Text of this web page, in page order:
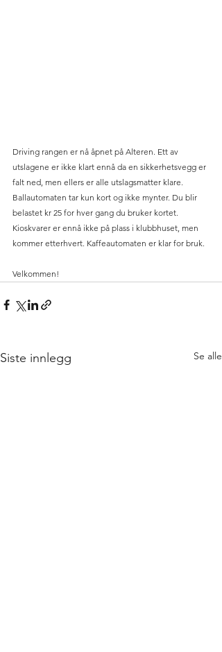
Driving rangen er nå åpnet på Alteren. Ett av
utslagene er ikke klart ennå da en sikkerhetsvegg er
falt ned, men ellers er alle utslagsmatter klare.
Ballautomaten tar kun kort og ikke mynter. Du blir
belastet kr 25 for hver gang du bruker kortet.
Kioskvarer er ennå ikke på plass i klubbhuset, men
kommer etterhvert. Kaffeautomaten er klar for bruk.
Velkommen!
Siste innlegg Se alle